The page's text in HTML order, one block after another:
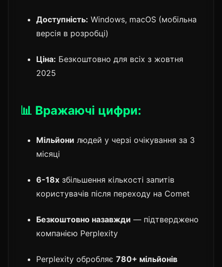
Доступність: Windows, macOS (мобільна
версія в розробці)
Ціна: Безкоштовно для всіх з жовтня
2025
📊 Вражаючі цифри:
Мільйони людей у черзі очікування за 3
місяці
6-18x збільшення кількості запитів
користувачів після переходу на Comet
Безкоштовно назавжди — підтверджено
компанією Perplexity
Perplexity обробляє 780+ мільйонів